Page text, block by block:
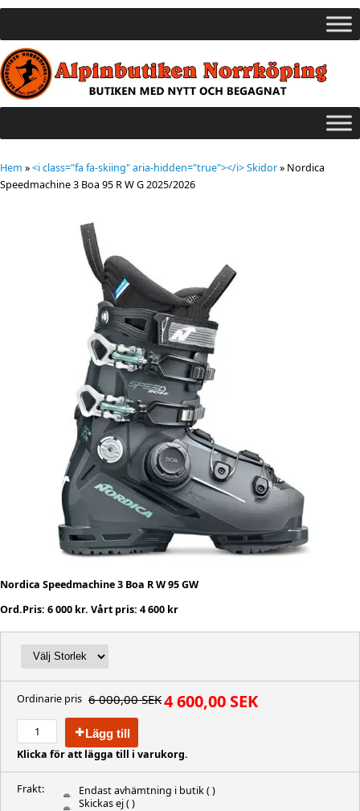
Hem »<i class="fa fa-skiing" aria-hidden="true"></i> Skidor» Nordica
Speedmachine 3 Boa 95 R W G 2025/2026
Nordica Speedmachine 3 Boa R W 95 GW
Ord.Pris: 6 000 kr. Vårt pris: 4 600 kr
Ordinarie pris 6 000,00 SEK4 600,00 SEK
Lägg till
Klicka för att lägga till i varukorg.
Frakt: Endast avhämtning i butik( )
Skickas ej( )